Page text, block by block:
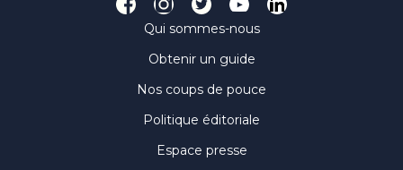
Qui sommes-nous
Obtenir un guide
Nos coups de pouce
Politique éditoriale
Espace presse